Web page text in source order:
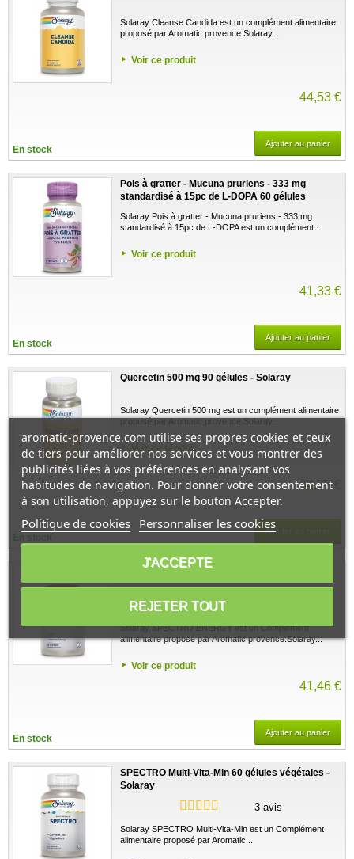
Solaray Cleanse Candida est un complément alimentaire
proposé par Aromatic provence.Solaray...
Voir ce produit
44,53 €
En stock
Ajouter au panier
Pois à gratter - Mucuna pruriens - 333 mg
standardisé à 15pc de L-DOPA 60 gélules
Solaray Pois à gratter - Mucuna pruriens - 333 mg
standardisé à 15pc de L-DOPA est un complément...
Voir ce produit
41,33 €
En stock
Ajouter au panier
Quercetin 500 mg 90 gélules - Solaray
Solaray Quercetin 500 mg est un complément alimentaire
proposé par Aromatic provence.Solaray...
Voir ce produit
64,75 €
Ajouter au panier
SPECTRO ENERGY 60 gélules - Solaray
Solaray SPECTRO ENERGY est un Complément
alimentaire proposé par Aromatic provence.Solaray...
Voir ce produit
41,46 €
En stock
Ajouter au panier
SPECTRO Multi-Vita-Min 60 gélules végétales -
Solaray
3 avis
Solaray SPECTRO Multi-Vita-Min est un Complément
alimentaire proposé par Aromatic...
aromatic-provence.com utilise ses propres cookies et ceux
de tiers pour améliorer nos services et vous montrer des
publicités liées à vos préférences en analysant vos
habitudes de navigation. Pour donner votre consentement
à son utilisation, appuyez sur le bouton Accepter.
Politique de cookies Personnaliser les cookies
REJETER TOUT
J'ACCEPTE